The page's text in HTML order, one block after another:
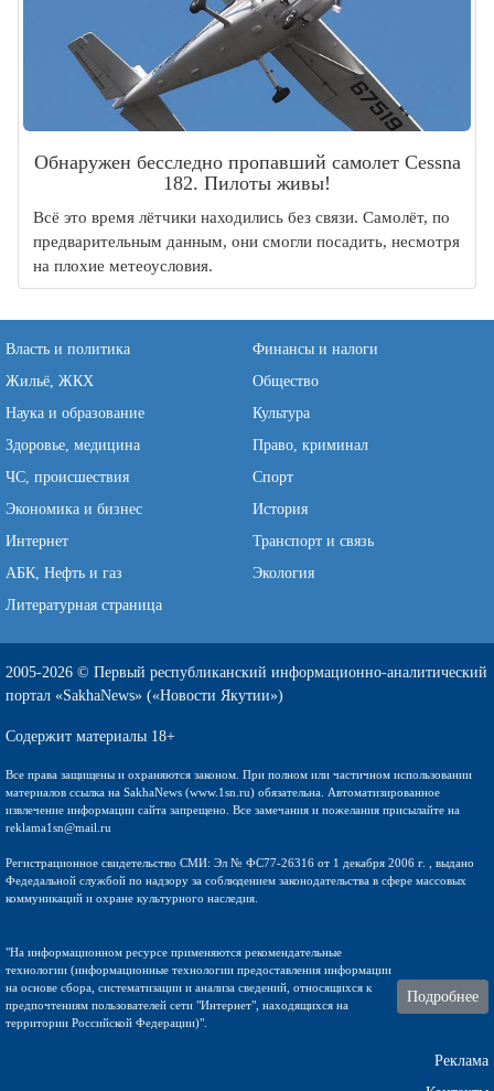
Обнаружен бесследно пропавший самолет Cessna
182. Пилоты живы!
Всё это время лётчики находились без связи. Самолёт, по
предварительным данным, они смогли посадить, несмотря
на плохие метеоусловия.
Власть и политика
Финансы и налоги
Жильё, ЖКХ
Общество
Наука и образование
Культура
Здоровье, медицина
Право, криминал
ЧС, происшествия
Спорт
Экономика и бизнес
История
Интернет
Транспорт и связь
АБК, Нефть и газ
Экология
Литературная страница
2005-2026 © Первый республиканский информационно-аналитический
портал «SakhaNews» («Новости Якутии»)
Содержит материалы 18+
Все права защищены и охраняются законом. При полном или частичном использовании
материалов ссылка на SakhaNews (www.1sn.ru) обязательна. Автоматизированное
извлечение информации сайта запрещено. Все замечания и пожелания присылайте на
reklama1sn@mail.ru
Регистрационное свидетельство СМИ: Эл № ФС77-26316 от 1 декабря 2006 г. , выдано
Федедальной службой по надзору за соблюдением законодательства в сфере массовых
коммуникаций и охране культурного наследия.
"На информационном ресурсе применяются рекомендательные
технологии (информационные технологии предоставления информации
на основе сбора, систематизации и анализа сведений, относящихся к
предпочтениям пользователей сети "Интернет", находящихся на
территории Российской Федерации)".
Подробнее
Реклама